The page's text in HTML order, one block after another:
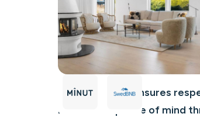
How SwedBnB ensures
rentals and peace of mind